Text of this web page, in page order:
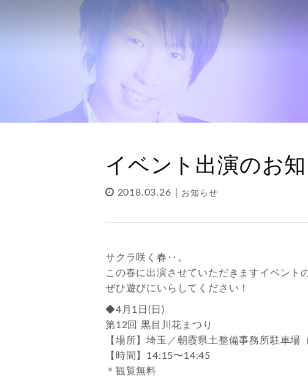
イベント出演のお
2018.03.26｜ お知らせ
サクラ咲く春‥。
この春に出演させていただきますイベント
ぜひ遊びにいらしてください！
◆4月1日(日)
第12回 黒目川花まつり
【場所】埼玉／朝霞県土整備事務所駐車場
【時間】14:15〜14:45
＊観覧無料